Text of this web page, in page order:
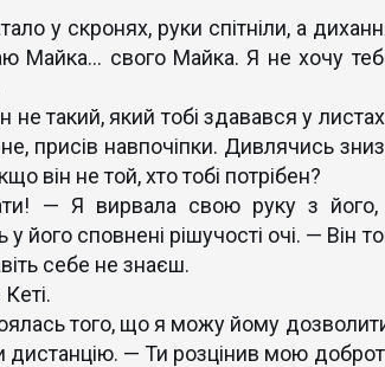
у скронях, руки спітніли, а
Майка… свого Майка. Я не хочу
такий, який тобі здавався у
присів навпочіпки. Дивлячись
він не той, хто тобі потрібен?
— Я вирвала свою руку з його,
його сповнені рішучості очі. — Він
себе не знаєш.
того, що я можу йому
— Ти розцінив мою